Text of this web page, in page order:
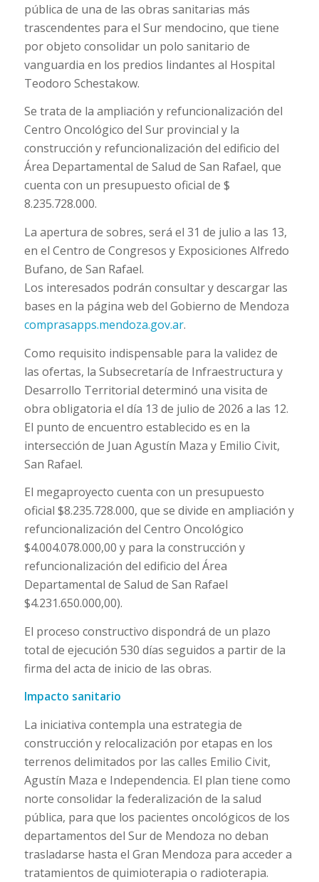
pública de una de las obras sanitarias más
trascendentes para el Sur mendocino, que tiene
por objeto consolidar un polo sanitario de
vanguardia en los predios lindantes al Hospital
Teodoro Schestakow.
Se trata de la ampliación y refuncionalización del
Centro Oncológico del Sur provincial y la
construcción y refuncionalización del edificio del
Área Departamental de Salud de San Rafael, que
cuenta con un presupuesto oficial de $
8.235.728.000.
La apertura de sobres, será el 31 de julio a las 13,
en el Centro de Congresos y Exposiciones Alfredo
Bufano, de San Rafael.
Los interesados podrán consultar y descargar las
bases en la página web del Gobierno de Mendoza
comprasapps.mendoza.gov.ar.
Como requisito indispensable para la validez de
las ofertas, la Subsecretaría de Infraestructura y
Desarrollo Territorial determinó una visita de
obra obligatoria el día 13 de julio de 2026 a las 12.
El punto de encuentro establecido es en la
intersección de Juan Agustín Maza y Emilio Civit,
San Rafael.
El megaproyecto cuenta con un presupuesto
oficial $8.235.728.000, que se divide en ampliación y
refuncionalización del Centro Oncológico
$4.004.078.000,00 y para la construcción y
refuncionalización del edificio del Área
Departamental de Salud de San Rafael
$4.231.650.000,00).
El proceso constructivo dispondrá de un plazo
total de ejecución 530 días seguidos a partir de la
firma del acta de inicio de las obras.
Impacto sanitario
La iniciativa contempla una estrategia de
construcción y relocalización por etapas en los
terrenos delimitados por las calles Emilio Civit,
Agustín Maza e Independencia. El plan tiene como
norte consolidar la federalización de la salud
pública, para que los pacientes oncológicos de los
departamentos del Sur de Mendoza no deban
trasladarse hasta el Gran Mendoza para acceder a
tratamientos de quimioterapia o radioterapia.